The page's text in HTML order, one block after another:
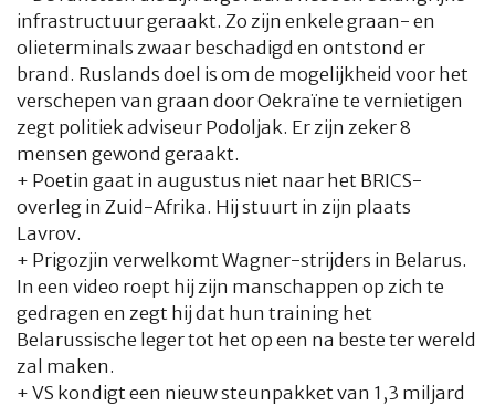
infrastructuur geraakt. Zo zijn enkele graan- en
olieterminals zwaar beschadigd en ontstond er
brand. Ruslands doel is om de mogelijkheid voor het
verschepen van graan door Oekraïne te vernietigen
zegt politiek adviseur Podoljak. Er zijn zeker 8
mensen gewond geraakt.
+ Poetin gaat in augustus niet naar het BRICS-
overleg in Zuid-Afrika. Hij stuurt in zijn plaats
Lavrov.
+ Prigozjin verwelkomt Wagner-strijders in Belarus.
In een video roept hij zijn manschappen op zich te
gedragen en zegt hij dat hun training het
Belarussische leger tot het op een na beste ter wereld
zal maken.
+ VS kondigt een nieuw steunpakket van 1,3 miljard